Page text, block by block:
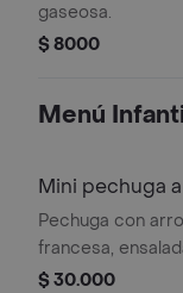
gaseosa.
$ 8000
Menú
Mini pechuga
Pechuga con
francesa,
cohombro,
$ 30.000